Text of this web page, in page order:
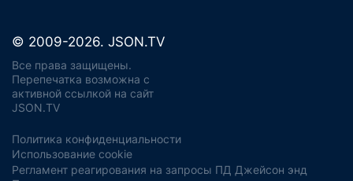
© 2009-2026. JSON.TV
Все права защищены.
Перепечатка возможна с
активной ссылкой на сайт
JSON.TV
Политика конфиденциальности
Использование cookie
Регламент реагирования на запросы ПД Джейсон энд